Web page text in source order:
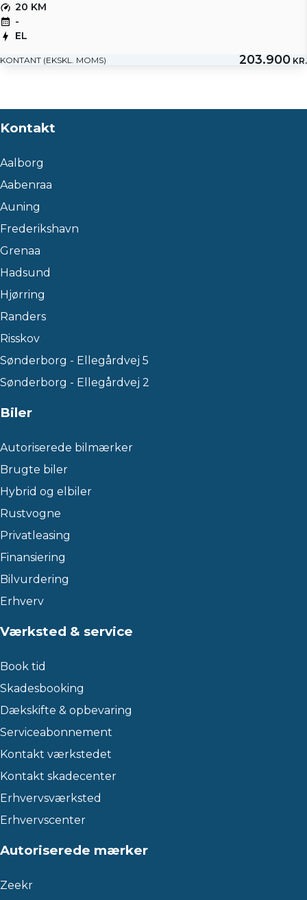
20 KM
-
EL
KONTANT (EKSKL. MOMS) 203.900 KR.
Kontakt
Aalborg
Aabenraa
Auning
Frederikshavn
Grenaa
Hadsund
Hjørring
Randers
Risskov
Sønderborg - Ellegårdvej 5
Sønderborg - Ellegårdvej 2
Biler
Autoriserede bilmærker
Brugte biler
Hybrid og elbiler
Rustvogne
Privatleasing
Finansiering
Bilvurdering
Erhverv
Værksted & service
Book tid
Skadesbooking
Dækskifte & opbevaring
Serviceabonnement
Kontakt værkstedet
Kontakt skadecenter
Erhvervsværksted
Erhvervscenter
Autoriserede mærker
Zeekr